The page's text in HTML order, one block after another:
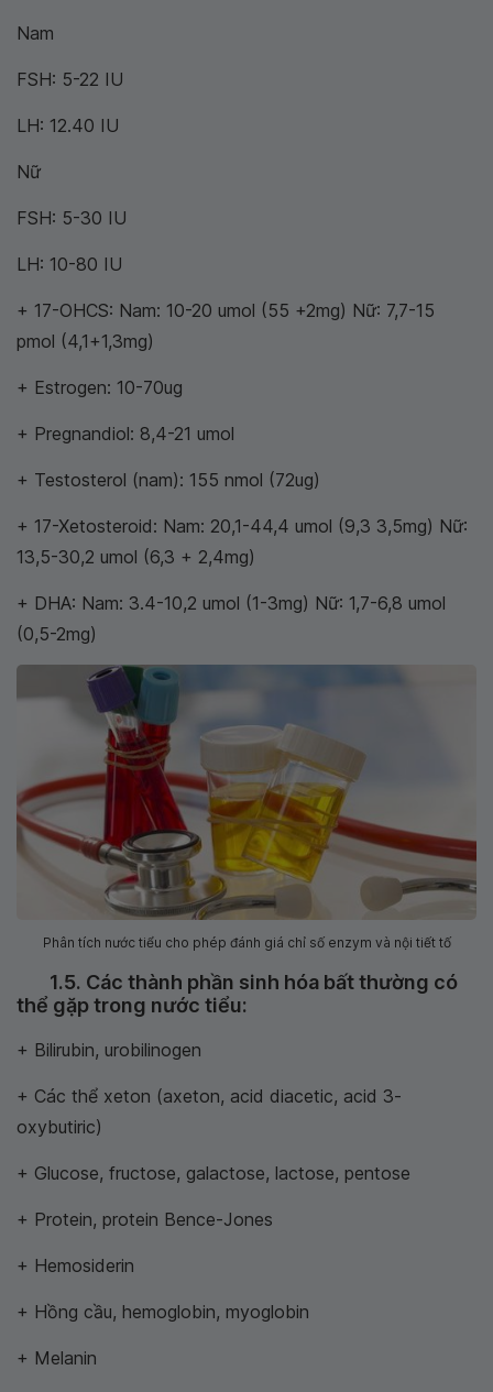
Nam
FSH: 5-22 IU
LH: 12.40 IU
Nữ
FSH: 5-30 IU
LH: 10-80 IU
+ 17-OHCS: Nam: 10-20 umol (55 +2mg) Nữ: 7,7-15
pmol (4,1+1,3mg)
+ Estrogen: 10-70ug
+ Pregnandiol: 8,4-21 umol
+ Testosterol (nam): 155 nmol (72ug)
+ 17-Xetosteroid: Nam: 20,1-44,4 umol (9,3 3,5mg) Nữ:
13,5-30,2 umol (6,3 + 2,4mg)
+ DHA: Nam: 3.4-10,2 umol (1-3mg) Nữ: 1,7-6,8 umol
(0,5-2mg)
Phân tích nước tiểu cho phép đánh giá chỉ số enzym và nội tiết tố
1.5. Các thành phần sinh hóa bất thường có
thể gặp trong nước tiểu:
+ Bilirubin, urobilinogen
+ Các thể xeton (axeton, acid diacetic, acid 3-
oxybutiric)
+ Glucose, fructose, galactose, lactose, pentose
+ Protein, protein Bence-Jones
+ Hemosiderin
+ Hồng cầu, hemoglobin, myoglobin
+ Melanin